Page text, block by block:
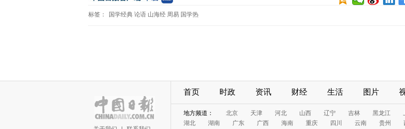
标签： 国学经典 论语 山海经 周易 国学热
首页 时政 资讯 财经 生活 图片
地方频道： 北京 天津 河北 山西 辽宁 吉林 黑龙江
湖北
湖南 广东 广西 海南 重庆 四川 云南 贵州